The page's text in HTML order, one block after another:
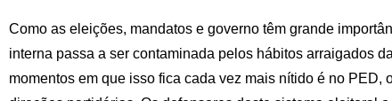
Como as eleições, mandatos e governo têm grande
interna passa a ser contaminada pelos hábitos arraigados
momentos em que isso fica cada vez mais nítido é no PED,